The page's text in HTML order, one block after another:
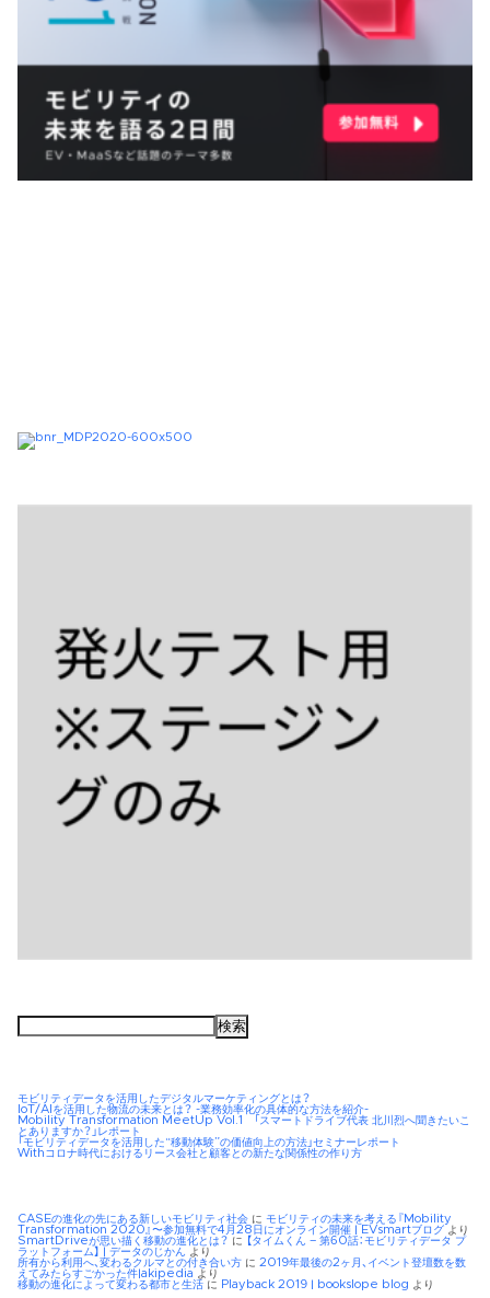
検
モビリティデータを活用したデジタルマーケティングとは？
IoT/AIを活用した物流の未来とは？ -業務効率化の具体的な方法を紹介-
Mobility Transformation MeetUp Vol.1 「スマートドライブ代表 北川烈へ聞きたいこ
とありますか？」レポート
「モビリティデータを活用した“移動体験”の価値向上の方法」セミナーレポート
Withコロナ時代におけるリース会社と顧客との新たな関係性の作り方
CASEの進化の先にある新しいモビリティ社会 に モビリティの未来を考える『Mobility
Transformation 2020』〜参加無料で4月28日にオンライン開催 | EVsmartブログ より
SmartDriveが思い描く移動の進化とは？ に
【タイムくん – 第60話：モビリティデータ プ
ラットフォーム】 | データのじかん より
所有から利用へ、変わるクルマとの付き合い方 に 2019年最後の2ヶ月、イベント登壇数を数
えてみたらすごかった件|akipedia より
移動の進化によって変わる都市と生活 に Playback 2019 | bookslope blog より